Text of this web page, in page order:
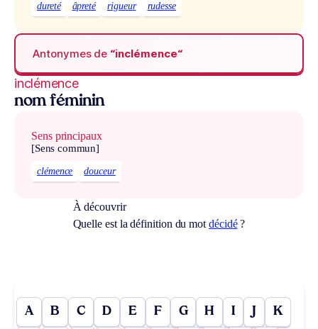
dureté âpreté rigueur rudesse
Antonymes de “inclémence“
inclémence
nom féminin
Sens principaux
[Sens commun]
clémence douceur
À découvrir
Quelle est la définition du motdécidé?
A B C D E F G H I J K